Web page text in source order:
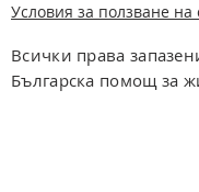
Условия за ползване на
Всички права
Българска помощ за